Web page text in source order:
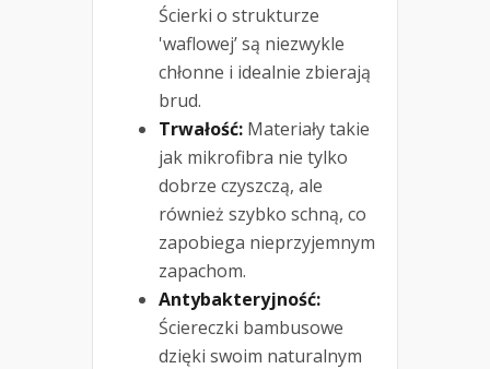
Ścierki o strukturze
'waflowej’ są niezwykle
chłonne i idealnie zbierają
brud.
Trwałość: Materiały takie
jak mikrofibra nie tylko
dobrze czyszczą, ale
również szybko schną, co
zapobiega nieprzyjemnym
zapachom.
Antybakteryjność:
Ściereczki bambusowe
dzięki swoim naturalnym